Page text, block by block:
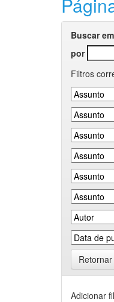
Buscar
por
Filtros
Adicionar